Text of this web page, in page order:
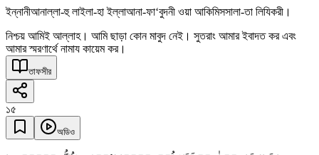
ইন্নানীআনাল্লা-হু লাইলা-হা ইল্লাআনা-ফা‘বুদনী ওয়া আকিমিসসালা-তা লিযিকরী।
নিশ্চয় আমিই আল্লাহ। আমি ছাড়া কোন মাবুদ নেই। সুতরাং আমার ইবাদত কর এবং
আমার স্মরণার্থে নামায কায়েম কর।
তাফসীর
১৫
অডিও